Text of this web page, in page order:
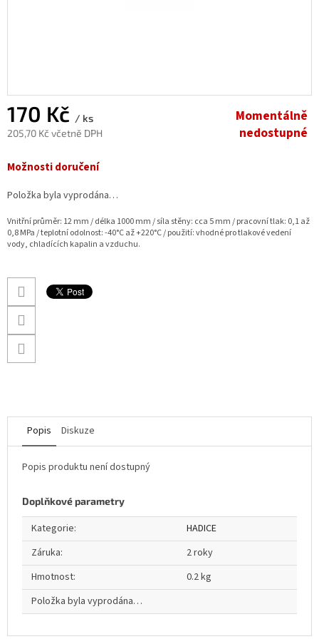
170 Kč / ks
205,70 Kč včetně DPH
cena:
Momentálně
nedostupné
Možnosti doručení
Položka byla vyprodána…
Vnitřní průměr: 12 mm / délka 1000 mm / síla stěny: cca 5 mm / pracovní tlak: 0,1 až
0,8 MPa / teplotní odolnost: -40°C až +220°C / použití: vhodné pro tlakové vedení
vody, chladících kapalin a vzduchu.
Popis Diskuze
Popis produktu není dostupný
Doplňkové parametry
Kategorie:
HADICE
Záruka:
2 roky
Hmotnost:
0.2 kg
Položka byla vyprodána…